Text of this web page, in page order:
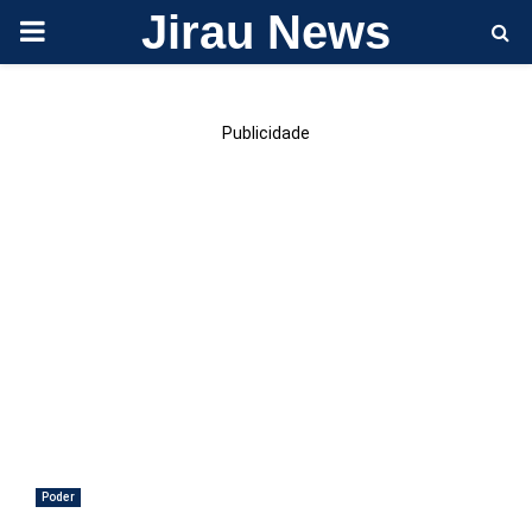
PRIMARY Jirau News
Publicidade
Poder